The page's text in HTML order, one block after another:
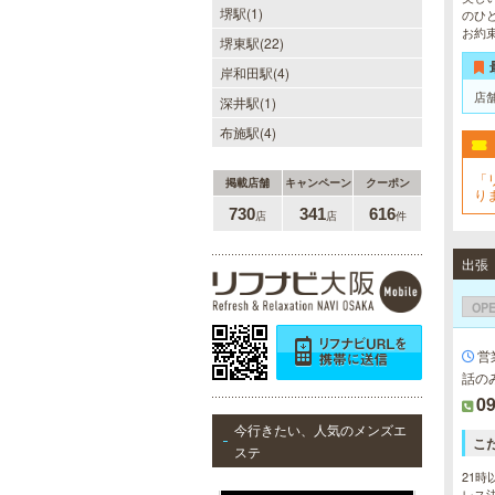
堺駅(1)
堺東駅(22)
岸和田駅(4)
深井駅(1)
布施駅(4)
掲載店舗 キャンペーン クーポン
730店 341店 616件
今行きたい、人気のメンズエ
ステ
30代40代50代のミセスが日常を忘
れ、限られた時間の中で、時にプロ
フェッショナルに、時に恋人らしく
大人セラピストの魅力を存分に発揮
します。
sirena I（シレーナ）
可愛いが溢れる!!ふたりきりの空間
で厳選セラピストたちが貴方の日頃
の疲れを癒す。洗練の技術とおもて
なしで身も心も満たされる至福の時
間をお楽しみいただけます。
当たりSPA 日本橋店
当店では、少しでも多くのお客様に
ご利用して頂く為に無料専用駐車場
のひ
お約
店
り
営
話の
こ
21時